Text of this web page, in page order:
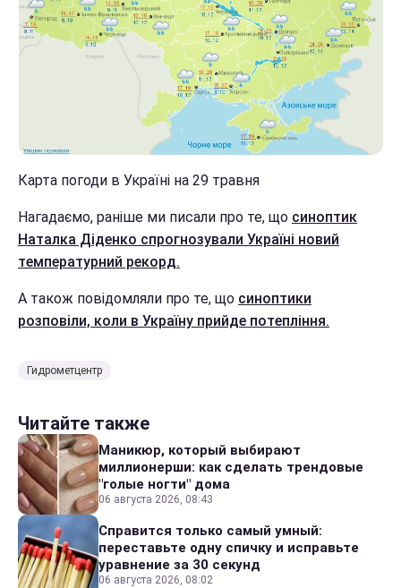
Карта погоди в Україні на 29 травня
Нагадаємо, раніше ми писали про те, що синоптик
Наталка Діденко спрогнозували Україні новий
температурний рекорд.
А також повідомляли про те, що синоптики
розповіли, коли в Україну прийде потепління.
Гидрометцентр
Читайте также
Маникюр, который выбирают
миллионерши: как сделать трендовые
"голые ногти" дома
06 августа 2026, 08:43
Справится только самый умный:
переставьте одну спичку и исправьте
уравнение за 30 секунд
06 августа 2026, 08:02